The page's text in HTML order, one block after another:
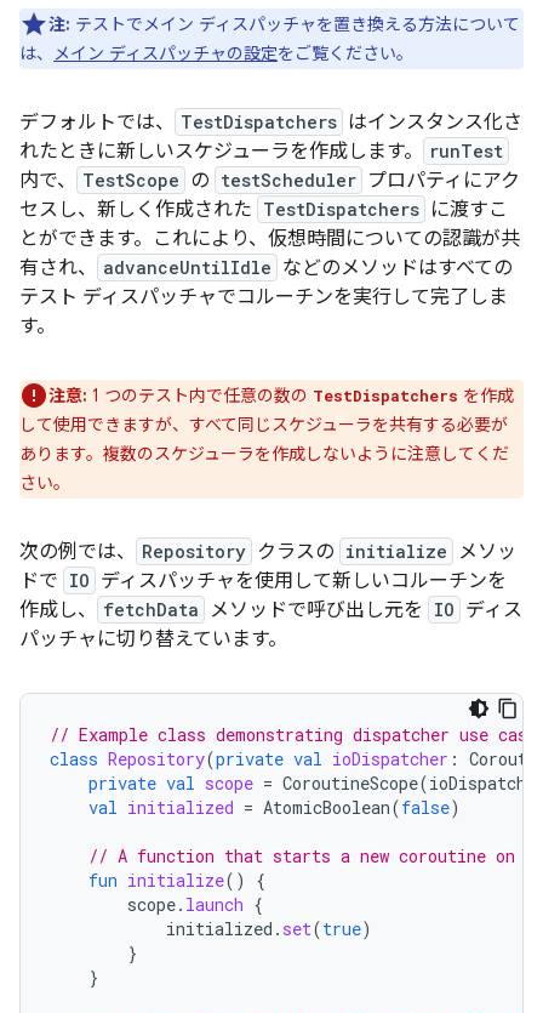
注: テストでメイン ディスパッチャを置き換える方法について
は、
メイン ディスパッチャの設定をご覧ください。
デフォルトでは、 TestDispatchers はインスタンス化さ
れたときに新しいスケジューラを作成します。
runTest
内で、 TestScope の testScheduler プロパティにアク
セスし、新しく作成された TestDispatchers に渡すこ
とができます。これにより、仮想時間についての認識が共
有され、
advanceUntilIdle などのメソッドはすべての
テスト ディスパッチャでコルーチンを実行して完了しま
す。
注意: 1 つのテスト内で任意の数の TestDispatchers を作成
して使用できますが、すべて同じスケジューラを共有する必要が
あります。複数のスケジューラを作成しないように注意してくだ
さい。
次の例では、 Repository クラスの initialize
メソッ
ドで IO ディスパッチャを使用して新しいコルーチンを
作成し、
fetchData メソッドで呼び出し元を IO ディス
パッチャに切り替えています。
// Example class demonstrating dispatcher use
class Repository(private val ioDispatcher :
private val scope = CoroutineScope(
val initialized = AtomicBoolean(false)
// A function that starts a new coroutine on
fun initialize()
{
scope. launch {
initialized . set(true)
}
}